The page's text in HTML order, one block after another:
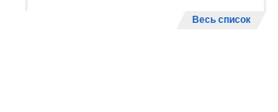
Весь список